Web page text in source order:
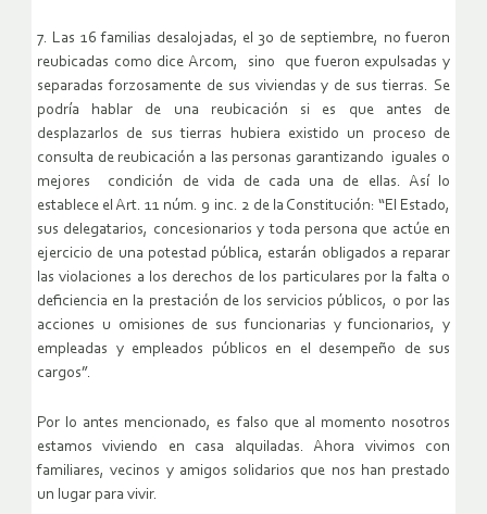
7. Las 16 familias desalojadas, el 30 de septiembre, no fueron
reubicadas como dice Arcom, sino que fueron expulsadas y
separadas forzosamente de sus viviendas y de sus tierras. Se
podría hablar de una reubicación si es que antes de
desplazarlos de sus tierras hubiera existido un proceso de
consulta de reubicación a las personas garantizando iguales o
mejores condición de vida de cada una de ellas. Así lo
establece el Art. 11 núm. 9 inc. 2 de la Constitución: “El Estado,
sus delegatarios, concesionarios y toda persona que actúe en
ejercicio de una potestad pública, estarán obligados a reparar
las violaciones a los derechos de los particulares por la falta o
deficiencia en la prestación de los servicios públicos, o por las
acciones u omisiones de sus funcionarias y funcionarios, y
empleadas y empleados públicos en el desempeño de sus
cargos”.
Por lo antes mencionado, es falso que al momento nosotros
estamos viviendo en casa alquiladas. Ahora vivimos con
familiares, vecinos y amigos solidarios que nos han prestado
un lugar para vivir.